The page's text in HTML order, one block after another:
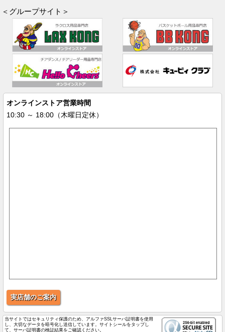
＜グループサイト＞
オンラインストア営業時間
10:30 ～ 18:00（木曜日定休）
実店舗のご案内
当サイトではセキュリティ保護のため、アルファSSLサーバ証明書を使用
し、大切なデータを暗号化し送信しています。サイトシールをタップし
て、サーバ証明書の検証結果をご確認ください。